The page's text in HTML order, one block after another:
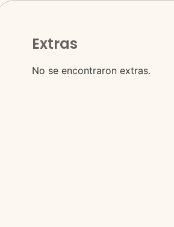
Extras
No se encontraron extras.